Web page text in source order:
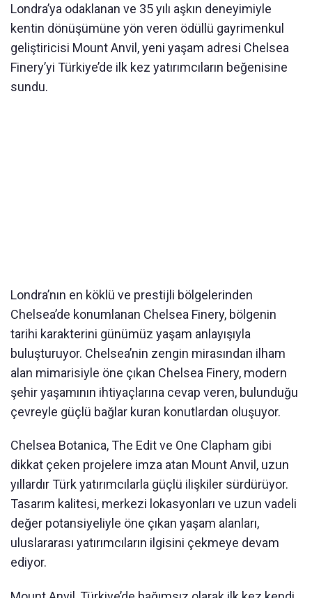
Londra’ya odaklanan ve 35 yılı aşkın deneyimiyle
kentin dönüşümüne yön veren ödüllü gayrimenkul
geliştiricisi Mount Anvil, yeni yaşam adresi Chelsea
Finery’yi Türkiye’de ilk kez yatırımcıların beğenisine
sundu.
Londra’nın en köklü ve prestijli bölgelerinden
Chelsea’de konumlanan Chelsea Finery, bölgenin
tarihi karakterini günümüz yaşam anlayışıyla
buluşturuyor. Chelsea’nin zengin mirasından ilham
alan mimarisiyle öne çıkan Chelsea Finery, modern
şehir yaşamının ihtiyaçlarına cevap veren, bulunduğu
çevreyle güçlü bağlar kuran konutlardan oluşuyor.
Chelsea Botanica, The Edit ve One Clapham gibi
dikkat çeken projelere imza atan Mount Anvil, uzun
yıllardır Türk yatırımcılarla güçlü ilişkiler sürdürüyor.
Tasarım kalitesi, merkezi lokasyonları ve uzun vadeli
değer potansiyeliyle öne çıkan yaşam alanları,
uluslararası yatırımcıların ilgisini çekmeye devam
ediyor.